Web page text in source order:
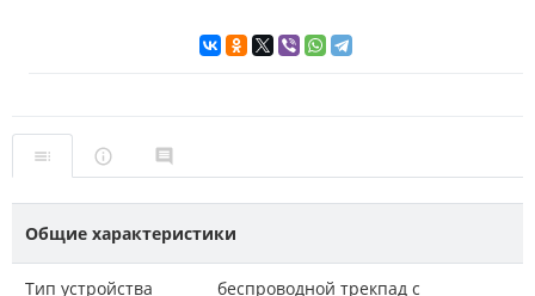
Общие характеристики
Тип устройства
беспроводной трекпад с